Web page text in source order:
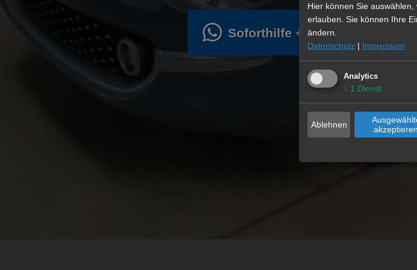
Soforthilfe +(49) 1719 9533 97
Hier können Sie
erlauben. Sie können Ihre
ändern.
Datenschutz | Impressum
Analytics
↓ 1 Dienst
Ablehnen
akzeptieren